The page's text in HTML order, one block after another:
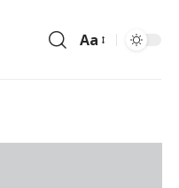
Aa